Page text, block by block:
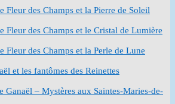
Fleur des Champs et la Pierre de Soleil
Fleur des Champs et le Cristal de Lumière
Fleur des Champs et la Perle de Lune
et les fantômes des Reinettes
Ganaël – Mystères aux Saintes-Maries-de-